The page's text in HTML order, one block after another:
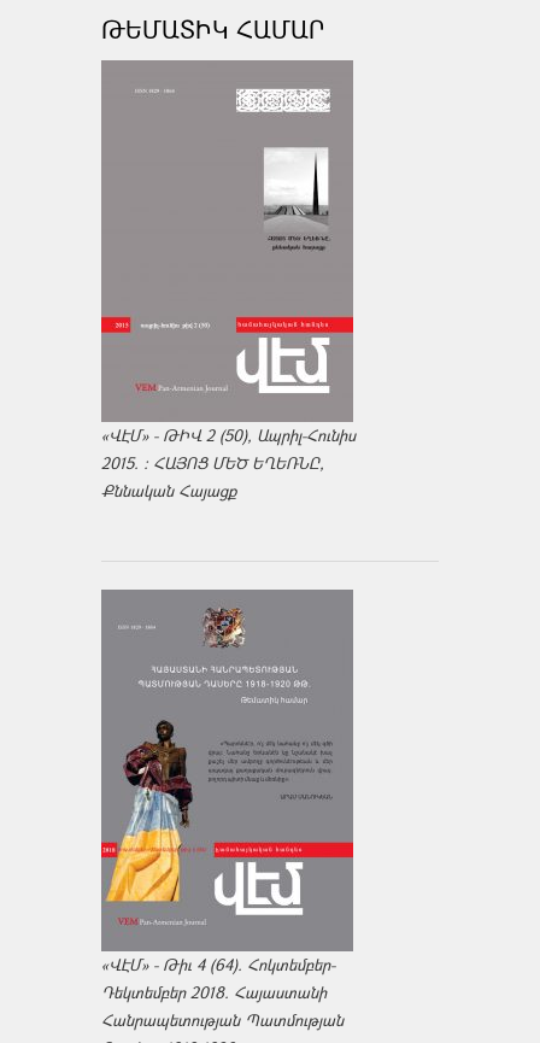
ԹԵՄԱՏԻԿ ՀԱՄԱՐ
«ՎԷՄ» - ԹԻՎ 2 (50), Ապրիլ-Հունիս
2015. : ՀԱՅՈՑ ՄԵԾ ԵՂԵՌՆԸ,
Քննական Հայացք
«ՎԷՄ» - Թիւ 4 (64). Հոկտեմբեր-
Դեկտեմբեր 2018. Հայաստանի
Հանրապետության Պատմության